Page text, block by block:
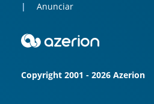
Anunciar
Copyright 2001 - 2026 Azerion